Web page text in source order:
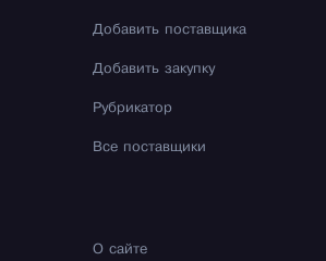
Добавить поставщика
Добавить закупку
Рубрикатор
Все поставщики
О сайте